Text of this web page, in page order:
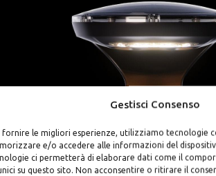
Gestisci Consenso
fornire le migliori esperienze, utilizziamo tecnologie
e/o accedere alle informazioni del
ci permetterà di elaborare dati come il
su questo sito. Non acconsentire o ritirare il
SCONTO
alla newsletter e ricevi subito un
5% valido per il tuo ordine